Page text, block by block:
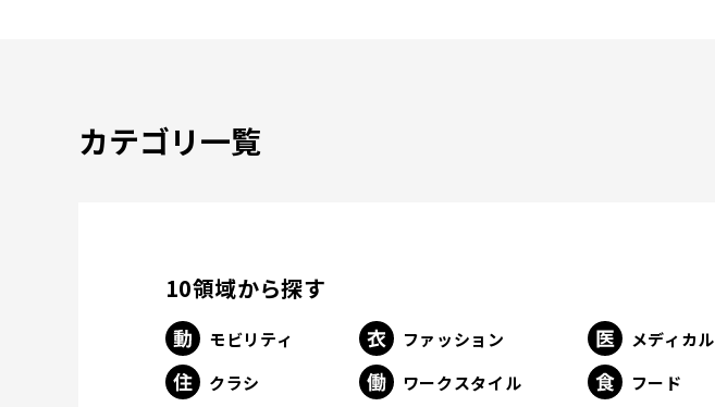
カテゴリ一覧
10領域から探す
モビリティ ファッション メディカル
クラシ
ワークスタイル フード